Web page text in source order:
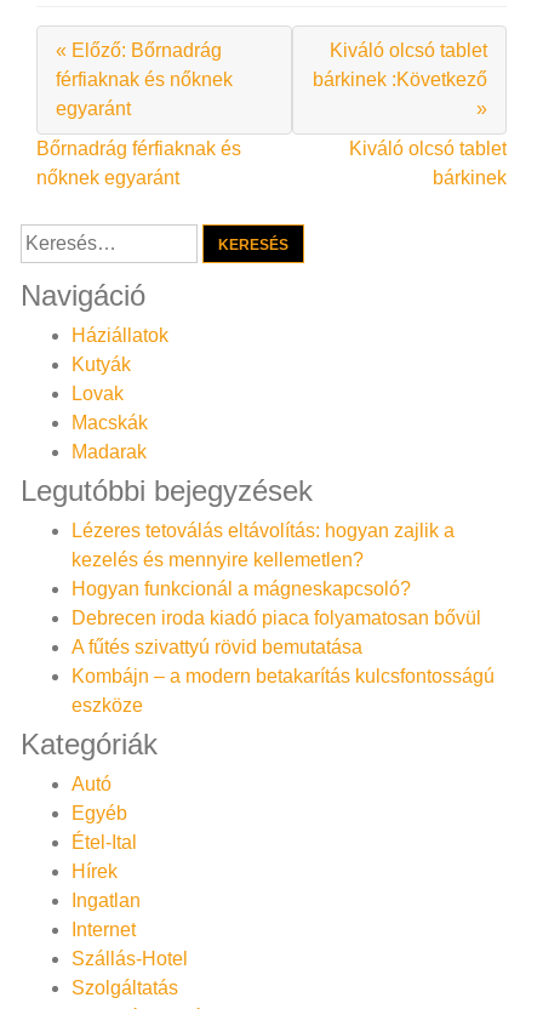
« Előző: Bőrnadrág
férfiaknak és nőknek
egyaránt
Kiváló olcsó tablet
bárkinek :Következő
»
Bejegyzés
navigáció
Bőrnadrág férfiaknak és
nőknek egyaránt
Kiváló olcsó tablet
bárkinek
Keresés:
Navigáció
Háziállatok
Kutyák
Lovak
Macskák
Madarak
Legutóbbi bejegyzések
Lézeres tetoválás eltávolítás: hogyan zajlik a
kezelés és mennyire kellemetlen?
Hogyan funkcionál a mágneskapcsoló?
Debrecen iroda kiadó piaca folyamatosan bővül
A fűtés szivattyú rövid bemutatása
Kombájn – a modern betakarítás kulcsfontosságú
eszköze
Kategóriák
Autó
Egyéb
Étel-Ital
Hírek
Ingatlan
Internet
Szállás-Hotel
Szolgáltatás